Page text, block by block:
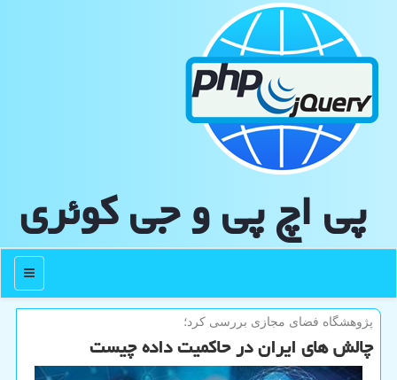
پی اچ پی و جی كوئری
منو
پژوهشگاه فضای مجازی بررسی كرد؛
چالش های ایران در حاکمیت داده چیست